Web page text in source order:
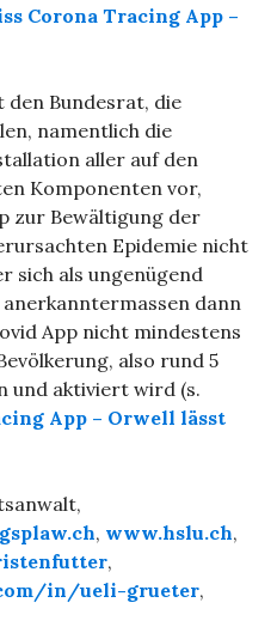
Corona Tracing App –
Bundesrat, die
namentlich die
aller auf den
Komponenten vor,
zur Bewältigung der
Epidemie nicht
sich als ungenügend
dann
App nicht mindestens
also rund 5
und aktiviert wird (s.
App – Orwell lässt
, www.hslu.ch,
,
in/ueli-grueter,